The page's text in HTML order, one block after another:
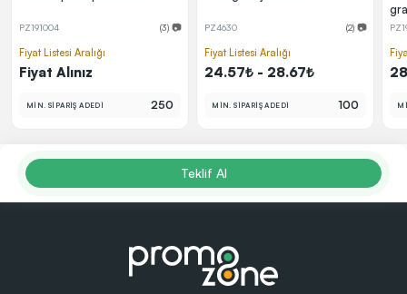
PZ191004 (3) 📷
Fiyat Listesi Aralığı
Fiyat Alınız
MİN. SİPARİŞ ADEDİ 250
PZ4630 (2) 📷
Fiyat Listesi Aralığı
24.57₺ - 28.67₺
MİN. SİPARİŞ ADEDİ 100
Teklif Al